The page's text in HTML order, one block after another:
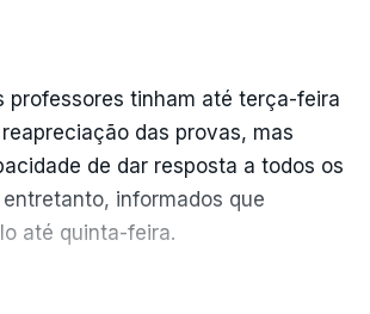
professores tinham até terça-feira
das provas, mas
de dar resposta a todos os
informados que
até quinta-feira.